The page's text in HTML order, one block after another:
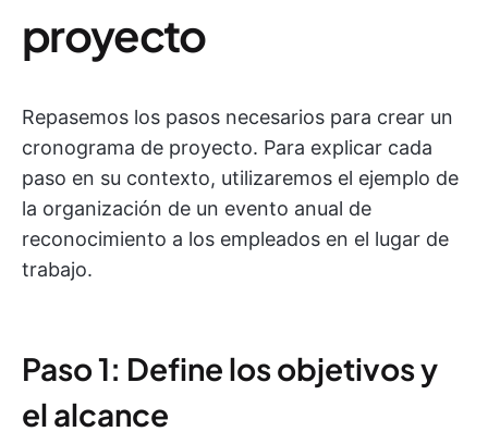
proyecto
Repasemos los pasos necesarios para crear un
cronograma de proyecto. Para explicar cada
paso en su contexto, utilizaremos el ejemplo de
la organización de un evento anual de
reconocimiento a los empleados en el lugar de
trabajo.
Paso 1: Define los objetivos y
el alcance